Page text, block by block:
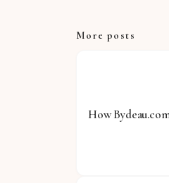
More posts
How